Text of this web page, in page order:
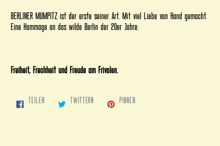
BERLINER MUMPITZ ist der erste seiner Art. Mit viel Liebe von Hand gemacht.
Eine Hommage an das wilde Berlin der 20er Jahre:
Freiheit, Frechheit und Freude am Frivolen.
TEILEN
FACEBOOK
TWITTERN
TWITTER
PINNEN